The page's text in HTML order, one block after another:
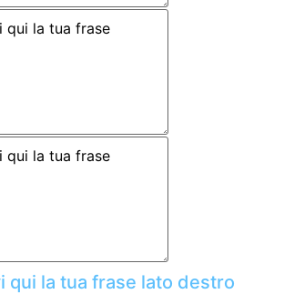
qui la tua frase lato destro